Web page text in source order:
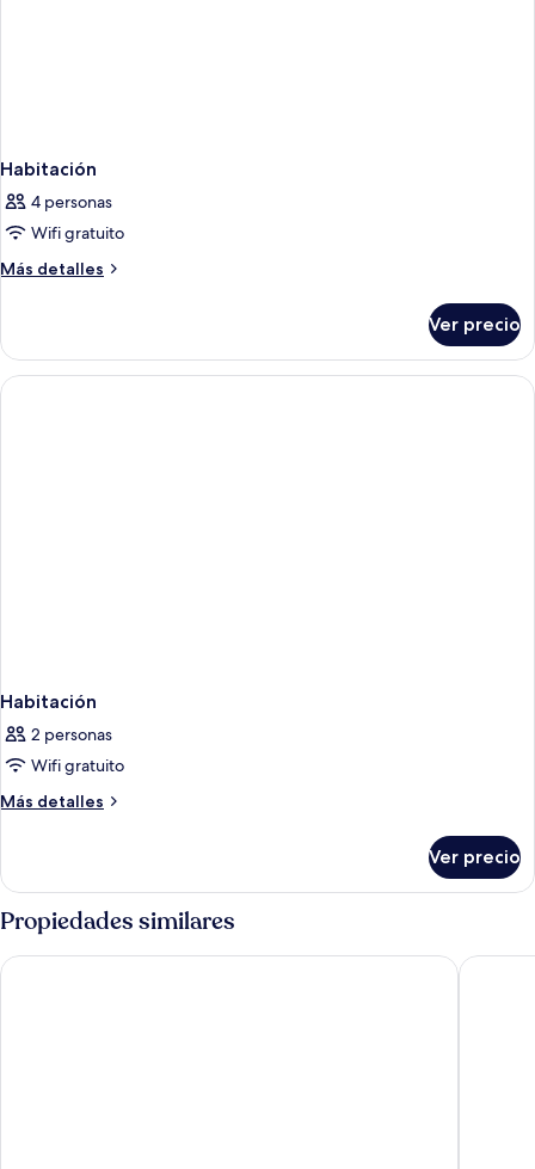
Habitación
4 personas
Wifi gratuito
Más detalles
Más
Ver precio
Habitación
2 personas
Wifi gratuito
Más detalles
Más
Ver precio
Propiedades similares
Mimpi Perhentian